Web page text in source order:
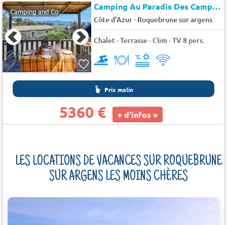
Camping and Co Camping Au Paradis Des Campeurs
Côte d'Azur- Roquebrune sur argens
Chalet - Terrasse - Clim - TV 8 pers.
Prix malin
5360 € + d'infos >
LES LOCATIONS DE VACANCES SUR ROQUEBRUNE
SUR ARGENS LES MOINS CHÈRES